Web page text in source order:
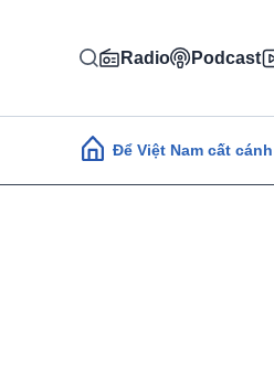
Radio Podcast
Main navigation
Để Việt Nam cất cánh